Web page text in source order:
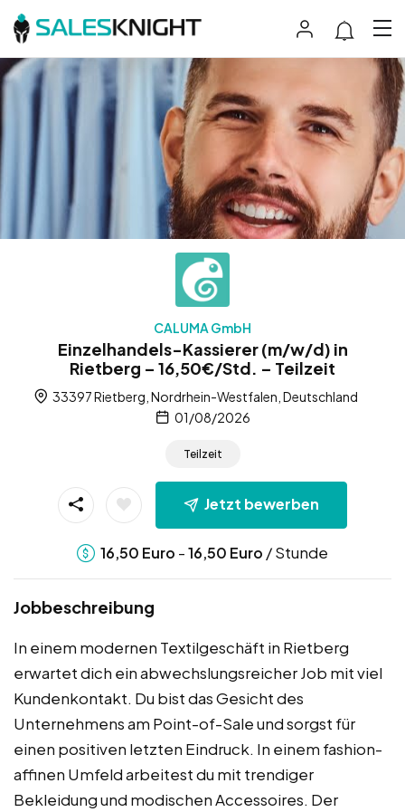
CALUMA GmbH
Einzelhandels-Kassierer (m/w/d) in
Rietberg – 16,50€/Std. – Teilzeit
33397 Rietberg, Nordrhein-Westfalen, Deutschland
01/08/2026
Teilzeit
Jetzt bewerben
16,50 Euro -16,50 Euro / Stunde
Jobbeschreibung
In einem modernen Textilgeschäft in Rietberg
erwartet dich ein abwechslungsreicher Job mit viel
Kundenkontakt. Du bist das Gesicht des
Unternehmens am Point-of-Sale und sorgst für
einen positiven letzten Eindruck. In einem fashion-
affinen Umfeld arbeitest du mit trendiger
Bekleidung und modischen Accessoires. Der